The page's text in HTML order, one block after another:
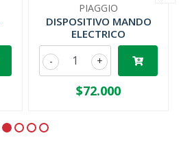
PIAGGIO
DISPOSITIVO MANDO
ELECTRICO
+
-
$72.000